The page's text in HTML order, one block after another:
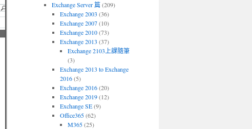
Exchange Server 篇(209)
Exchange 2003 (36)
Exchange 2007(10)
Exchange 2010(73)
Exchange 2013 (37)
Exchange 2103上課隨筆
(3)
Exchange 2013 to Exchange
2016(5)
Exchange 2016(20)
Exchange 2019(12)
Exchange SE(9)
Office365(62)
M365(25)